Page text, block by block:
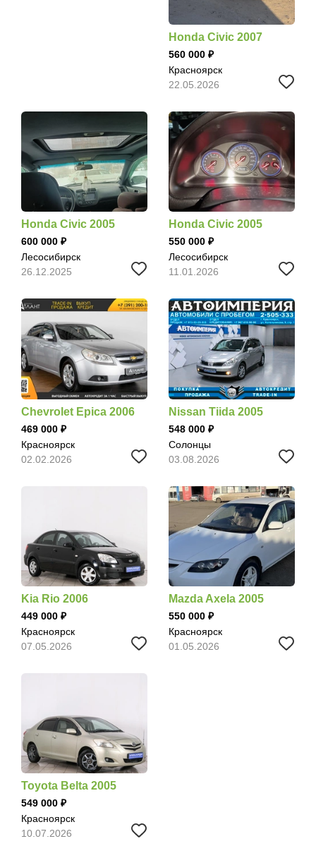
Honda Civic 2007
560 000
Красноярск
22.05.2026
Honda Civic 2005
600 000
Лесосибирск
26.12.2025
Honda Civic 2005
550 000
Лесосибирск
11.01.2026
Chevrolet Epica 2006
469 000
Красноярск
02.02.2026
Nissan Tiida 2005
548 000
Солонцы
03.08.2026
Kia Rio 2006
449 000
Красноярск
07.05.2026
Mazda Axela 2005
550 000
Красноярск
01.05.2026
Toyota Belta 2005
549 000
Красноярск
10.07.2026